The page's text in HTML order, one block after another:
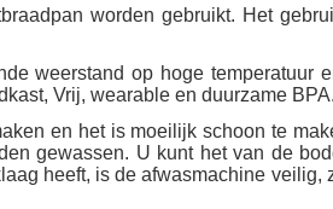
worden gebruikt. Het
weerstand op hoge temperatuur
Vrij, wearable en duurzame BPA.
en het is moeilijk schoon te
gewassen. U kunt het van de
heeft, is de afwasmachine veilig,